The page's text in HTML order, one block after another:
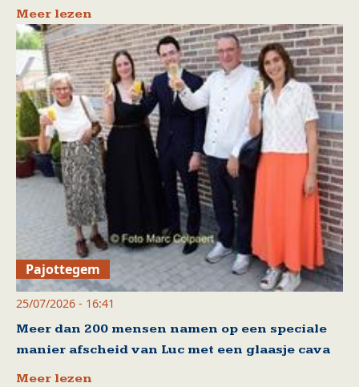
Meer lezen
Pajottegem
25/07/2026 - 16:41
Meer dan 200 mensen namen op een speciale
manier afscheid van Luc met een glaasje cava
Meer lezen